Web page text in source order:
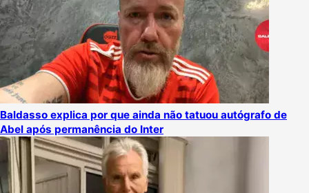
Baldasso explica por que ainda não tatuou autógrafo de
Abel após permanência do Inter